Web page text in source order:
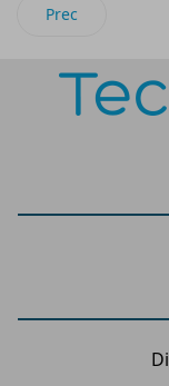
Articolo
Prec